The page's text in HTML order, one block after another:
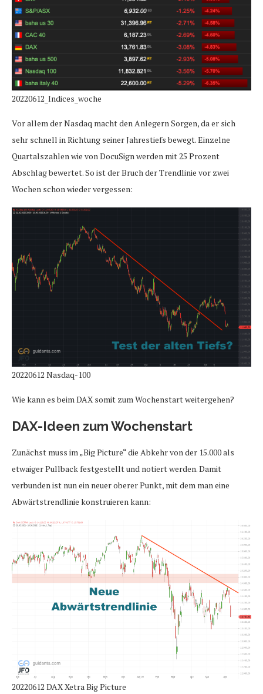
20220612_Indices_woche
Vor allem der Nasdaq macht den Anlegern Sorgen, da er sich
sehr schnell in Richtung seiner Jahrestiefs bewegt. Einzelne
Quartalszahlen wie von DocuSign werden mit 25 Prozent
Abschlag bewertet. So ist der Bruch der Trendlinie vor zwei
Wochen schon wieder vergessen:
20220612 Nasdaq-100
Wie kann es beim DAX somit zum Wochenstart weitergehen?
DAX-Ideen zum Wochenstart
Zunächst muss im „Big Picture“ die Abkehr von der 15.000 als
etwaiger Pullback festgestellt und notiert werden. Damit
verbunden ist nun ein neuer oberer Punkt, mit dem man eine
Abwärtstrendlinie konstruieren kann:
20220612 DAX Xetra Big Picture